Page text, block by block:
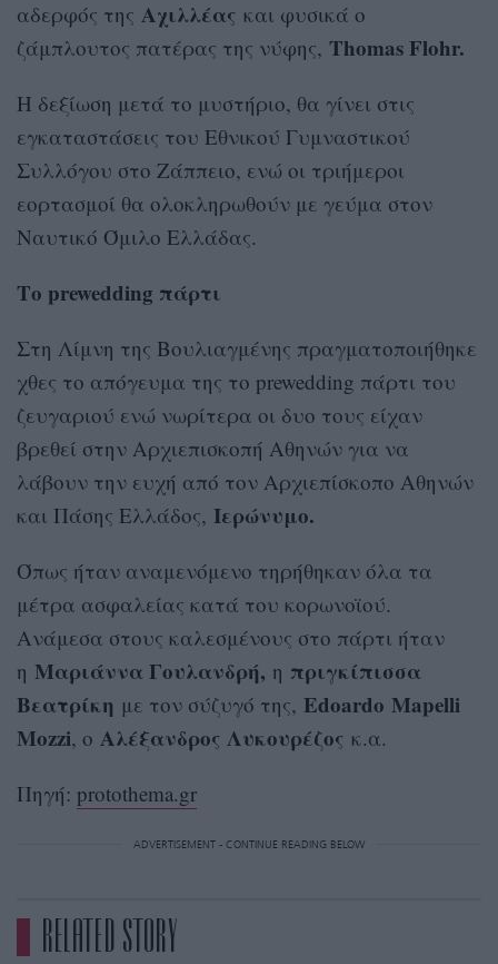
αδερφός της Αχιλλέας και φυσικά ο
ζάμπλουτος πατέρας της νύφης, Τhomas Flohr.
Η δεξίωση μετά το μυστήριο, θα γίνει στις
εγκαταστάσεις του Εθνικού Γυμναστικού
Συλλόγου στο Ζάππειο, ενώ οι τριήμεροι
εορτασμοί θα ολοκληρωθούν με γεύμα στον
Ναυτικό Όμιλο Ελλάδας.
Το prewedding πάρτι
Στη Λίμνη της Βουλιαγμένης πραγματοποιήθηκε
χθες το απόγευμα της το prewedding πάρτι του
ζευγαριού ενώ νωρίτερα οι δυο τους είχαν
βρεθεί στην Αρχιεπισκοπή Αθηνών για να
λάβουν την ευχή από τον Αρχιεπίσκοπο Αθηνών
και Πάσης Ελλάδος, Ιερώνυμο.
Όπως ήταν αναμενόμενο τηρήθηκαν όλα τα
μέτρα ασφαλείας κατά του κορωνοϊού.
Ανάμεσα στους καλεσμένους στο πάρτι ήταν
η Μαριάννα Γουλανδρή, η πριγκίπισσα
Βεατρίκη με τον σύζυγό της, Edoardo Mapelli
Mozzi, ο Αλέξανδρος Λυκουρέζος κ.α.
Πηγή: protothema.gr
ADVERTISEMENT - CONTINUE READING BELOW
RELATED STORY